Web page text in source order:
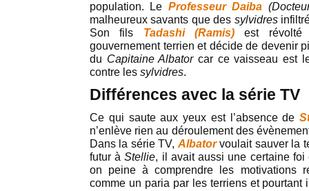
population. Le Professeur Daiba
malheureux savants que des sylvidres
Son fils Tadashi (Ramis) est révolté
gouvernement terrien et décide de devenir
du Capitaine Albatorcar ce vaisseau est
contre les sylvidres.
Différences avec la série TV
Ce qui saute aux yeux est l’absence de
n’enlève rien au déroulement des
Dans la série TV, Albatorvoulait sauver la
futur àStellie, il avait aussi une certaine foi
on peine à comprendre les motivations
comme un paria par les terriens et pourtant